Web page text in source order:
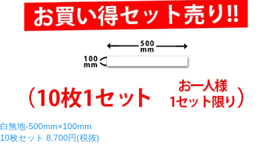
白無地-500mm×100mm
10枚セット 8,700円(税抜)